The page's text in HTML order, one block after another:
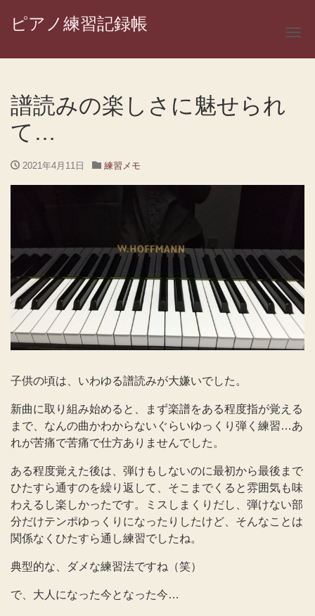
ピアノ練習記録帳
ナ
譜読みの楽しさに魅せられ
て…
2021年4月11日 練習メモ
子供の頃は、いわゆる譜読みが大嫌いでした。
新曲に取り組み始めると、まず楽譜をある程度指が覚える
まで、なんの曲かわからないぐらいゆっくり弾く練習…あ
れが苦痛で苦痛で仕方ありませんでした。
ある程度覚えた後は、弾けもしないのに最初から最後まで
ひたすら通すのを繰り返して、そこまでくると雰囲気も味
わえるし楽しかったです。ミスしまくりだし、弾けない部
分だけテンポゆっくりになったりしたけど、そんなことは
関係なくひたすら通し練習でしたね。
典型的な、ダメな練習法ですね（笑）
で、大人になった今となった今…